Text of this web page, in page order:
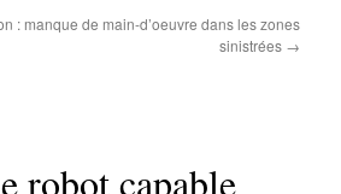
: manque de main-d’oeuvre dans les zones
sinistrées →
robot capable